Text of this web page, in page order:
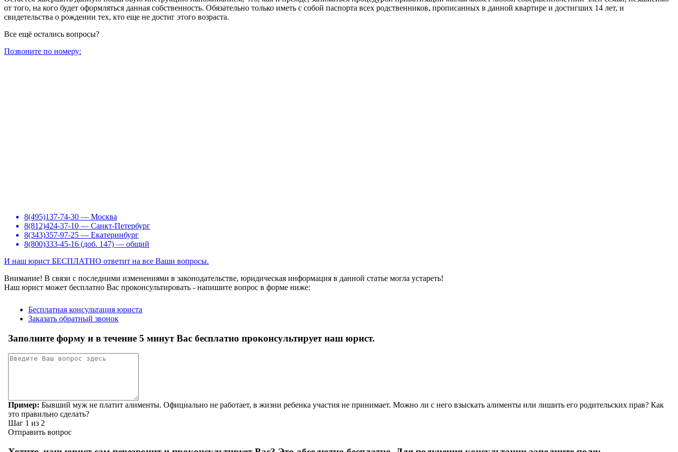
от того, на кого будет оформляться данная собственность. Обязательно только иметь с собой паспорта всех родственников, прописанных в данной квартире и достигших 14 лет, и
свидетельства о рождении тех, кто еще не достиг этого возраста.
Все ещё остались вопросы?
Позвоните по номеру:
8(495)137-74-30 — Москва
8(812)424-37-10 — Санкт-Петербург
8(343)357-97-25 — Екатеринбург
8(800)333-45-16 (доб. 147) — общий
И наш юрист БЕСПЛАТНО ответит на все Ваши вопросы.
Внимание! В связи с последними изменениями в законодательстве, юридическая информация в данной статье могла устареть!
Наш юрист может бесплатно Вас проконсультировать - напишите вопрос в форме ниже: